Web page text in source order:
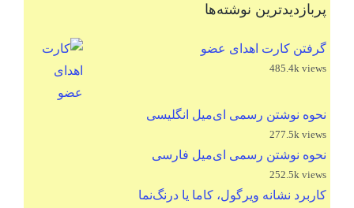
پربازدیدترین نوشته‌ها
گرفتن کارت اهدای عضو
485.4k views
نحوه نوشتن رسمی ای‌میل انگلیسی
277.5k views
نحوه نوشتن رسمی ای‌میل فارسی
252.5k views
کاربرد نشانه ویرگول، کاما یا درنگ‌نما